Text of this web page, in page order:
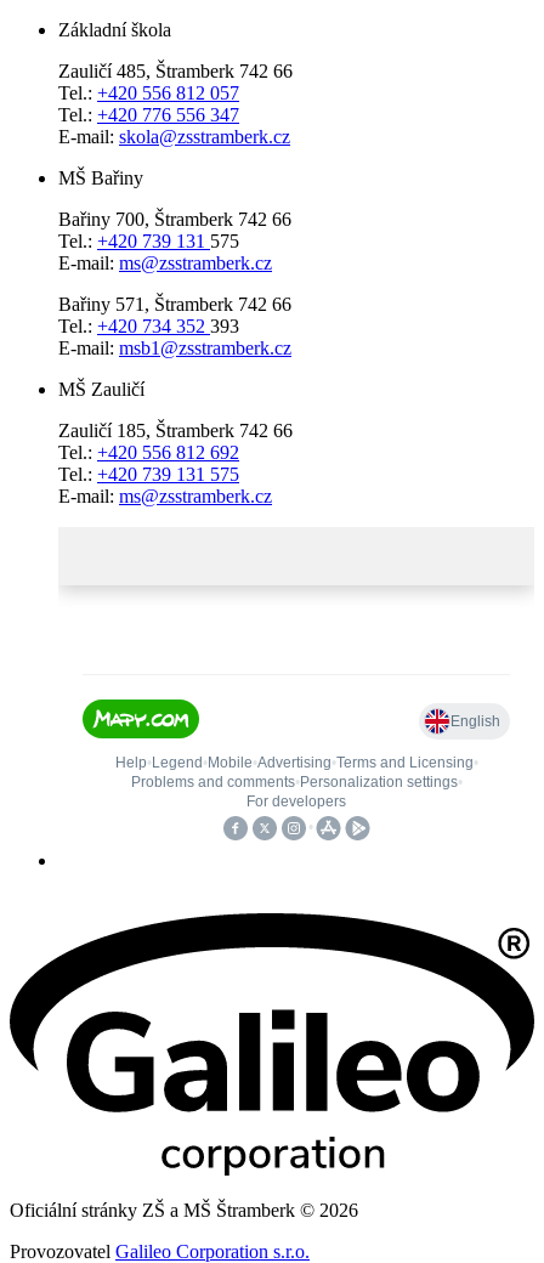
Základní škola
Zauličí 485, Štramberk 742 66
Tel.: +420 556 812 057
Tel.: +420 776 556 347
E-mail: skola@zsstramberk.cz
MŠ Bařiny
Bařiny 700, Štramberk 742 66
Tel.: +420 739 131 575
E-mail: ms@zsstramberk.cz
Bařiny 571, Štramberk 742 66
Tel.: +420 734 352 393
E-mail: msb1@zsstramberk.cz
MŠ Zauličí
Zauličí 185, Štramberk 742 66
Tel.: +420 556 812 692
Tel.: +420 739 131 575
E-mail: ms@zsstramberk.cz
Oficiální stránky ZŠ a MŠ Štramberk © 2026
Provozovatel Galileo Corporation s.r.o.